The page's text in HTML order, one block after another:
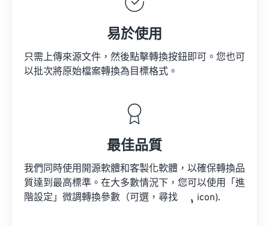
易於使用
只需上傳來源文件，然後點擊轉換按鈕即可。您也可
以批次將原始檔案轉換為目標格式。
最佳品質
我們同時使用開源軟體和客製化軟體，以確保轉換品
質達到最高標準。在大多數情況下，您可以使用「進
階設定」微調轉換參數（可選，尋找
icon).